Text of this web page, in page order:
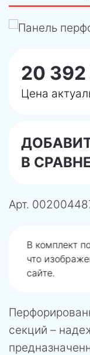
20
Цена
В
Арт.
В комплект
что
сайте.
секций –